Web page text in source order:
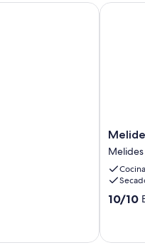
Melides
Loft
Teatro
Melides
Melides
Cocina
10.0
10/10
Melides